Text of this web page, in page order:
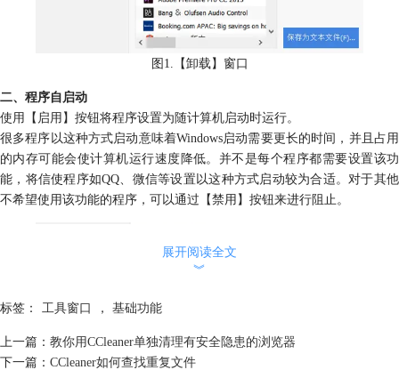
图1.【卸载】窗口
二、程序自启动
使用【启用】按钮将程序设置为随计算机启动时运行。
很多程序以这种方式启动意味着Windows启动需要更长的时间，并且占用
的内存可能会使计算机运行速度降低。并不是每个程序都需要设置该功
能，将信使程序如QQ、微信等设置以这种方式启动较为合适。对于其他
不希望使用该功能的程序，可以通过【禁用】按钮来进行阻止。
展开阅读全文
︾
标签： 工具窗口 ， 基础功能
上一篇： 教你用CCleaner单独清理有安全隐患的浏览器
下一篇： CCleaner如何查找重复文件